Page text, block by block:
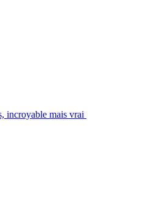
incroyable mais vrai